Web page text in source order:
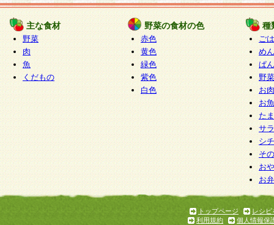
主な食材
野菜
肉
魚
くだもの
野菜の食材の色
赤色
黄色
緑色
紫色
白色
種
ご
めん
ぱん
野
お
お
た
サ
シ
そ
お
お
トップページ
レシピ
利用規約
個人情報保